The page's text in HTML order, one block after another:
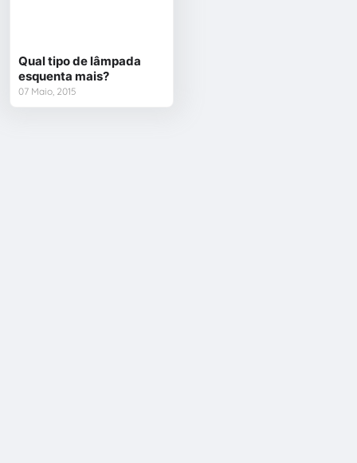
Qual tipo de lâmpada
esquenta mais?
07 Maio, 2015